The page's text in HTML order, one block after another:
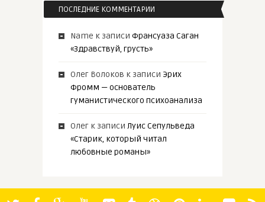
ПОСЛЕДНИЕ КОММЕНТАРИИ
Name к записи Франсуаза Саган
«Здравствуй, грусть»
Олег Волоков к записи Эрих
Фромм — основатель
гуманистического психоанализа
Олегк записи Луис Сепульведа
«Старик, который читал
любовные романы»